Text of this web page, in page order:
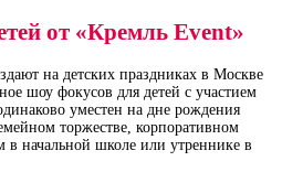
от «Кремль Event»
на детских праздниках в Москве
шоу фокусов для детей с участием
уместен на дне рождения
торжестве, корпоративном
в начальной школе или утреннике в